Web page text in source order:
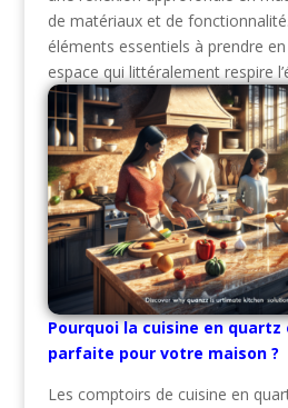
de matériaux et de
éléments essentiels à prendre
espace qui littéralement respire
Pourquoi la cuisine en
parfaite pour votre maison ?
Les comptoirs de cuisine en